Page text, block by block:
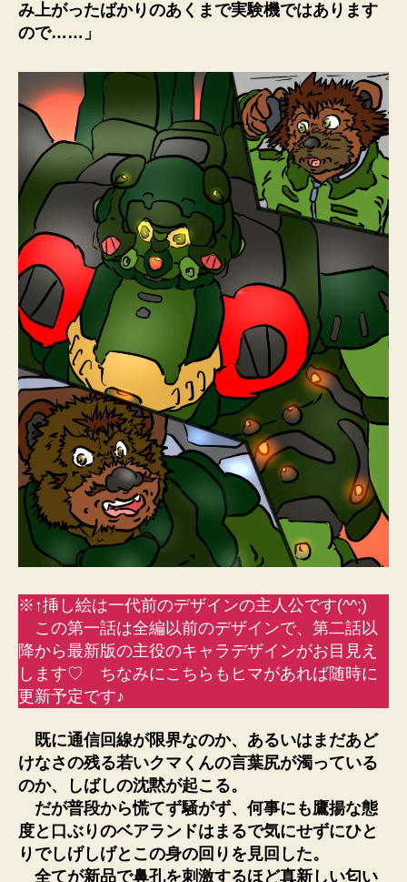
み上がったばかりのあくまで実験機ではあります
ので……」
※↑挿し絵は一代前のデザインの主人公です(^^;)
この第一話は全編以前のデザインで、第二話以
降から最新版の主役のキャラデザインがお目見え
します♡ ちなみにこちらもヒマがあれば随時に
更新予定です♪
既に通信回線が限界なのか、あるいはまだあど
けなさの残る若いクマくんの言葉尻が濁っている
のか、しばしの沈黙が起こる。
だが普段から慌てず騒がず、何事にも鷹揚な態
度と口ぶりのベアランドはまるで気にせずにひと
りでしげしげとこの身の回りを見回した。
全てが新品で鼻孔を刺激するほど真新しい匂い